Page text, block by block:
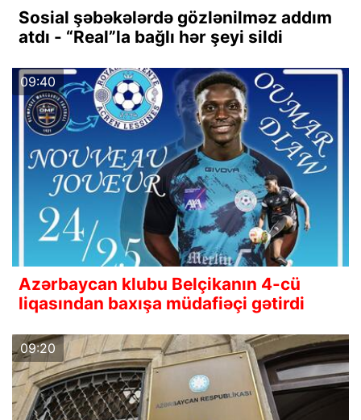
Sosial şəbəkələrdə gözlənilməz addım
atdı - “Real”la bağlı hər şeyi sildi
09:40
Azərbaycan klubu Belçikanın 4-cü
liqasından baxışa müdafiəçi gətirdi
09:20